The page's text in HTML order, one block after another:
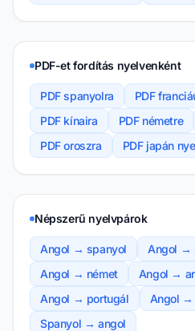
PDF-et fordítás nyelvenként
PDF spanyolra PDF
PDF kínaira
PDF németre
PDF oroszra
PDF japán
Népszerű nyelvpárok
Angol → spanyol
Angol →
Angol → német
Angol →
Angol → portugál
Angol →
Spanyol → angol